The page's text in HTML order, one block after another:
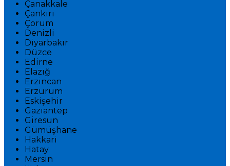
Çanakkale
Çankırı
Çorum
Denizli
Diyarbakır
Düzce
Edirne
Elazığ
Erzincan
Erzurum
Eskişehir
Gaziantep
Giresun
Gümüşhane
Hakkari
Hatay
Mersin